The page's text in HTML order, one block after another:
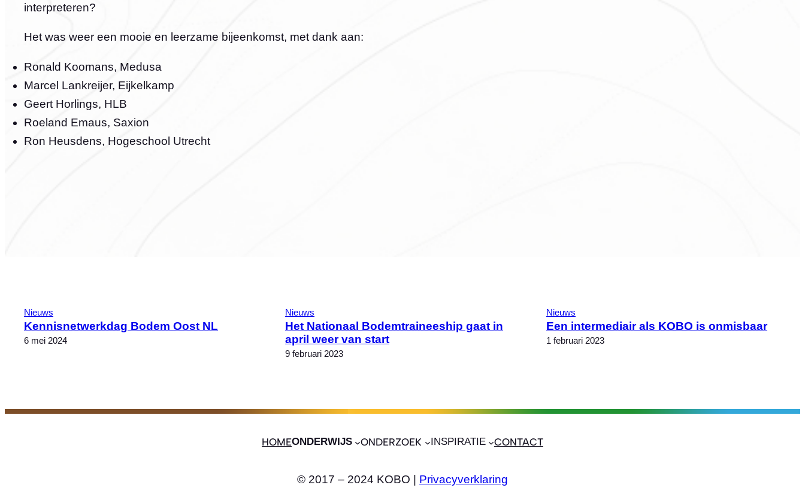
interpreteren?
Het was weer een mooie en leerzame bijeenkomst, met dank aan:
Ronald Koomans, Medusa
Marcel Lankreijer, Eijkelkamp
Geert Horlings, HLB
Roeland Emaus, Saxion
Ron Heusdens, Hogeschool Utrecht
Nieuws
Kennisnetwerkdag Bodem Oost NL
6 mei 2024
Nieuws
Het Nationaal Bodemtraineeship gaat in
april weer van start
9 februari 2023
Nieuws
Een intermediair als KOBO is onmisbaar
1 februari 2023
HOMEONDERWIJS ONDERZOEK INSPIRATIE CONTACT
© 2017 – 2024 KOBO | Privacyverklaring